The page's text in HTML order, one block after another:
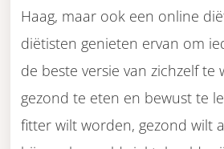
Haag, maar ook een online
diëtisten genieten ervan om
de beste versie van zichzelf
gezond te eten en bewust te
fitter wilt worden, gezond wilt